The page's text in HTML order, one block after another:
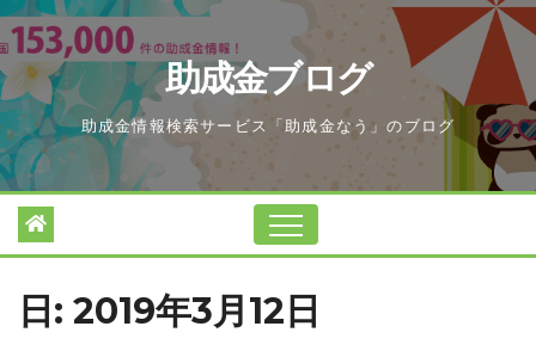
Skip
to
content
助成金ブログ
助成金情報検索サービス「助成金なう」のブログ
日: 2019年3月12日